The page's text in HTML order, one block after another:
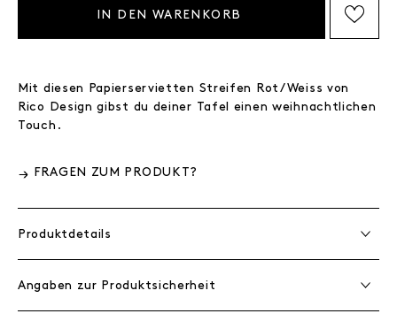
IN DEN WARENKORB
Mit diesen Papierservietten Streifen Rot/Weiss von
Rico Design gibst du deiner Tafel einen weihnachtlichen
Touch.
FRAGEN ZUM PRODUKT?
Produktdetails
Angaben zur Produktsicherheit